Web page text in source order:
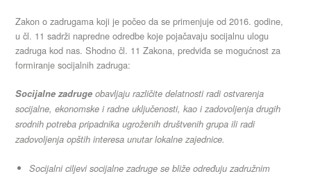
Zakon o zadrugama koji je počeo da se primenjuje od 2016. godine,
u čl. 11 sadrži napredne odredbe koje pojačavaju socijalnu ulogu
zadruga kod nas. Shodno čl. 11 Zakona, predviđa se mogućnost za
formiranje socijalnih zadruga:
Socijalne zadrugeobavljaju različite delatnosti radi ostvarenja
socijalne, ekonomske i radne uključenosti, kao i zadovoljenja drugih
srodnih potreba pripadnika ugroženih društvenih grupa ili radi
zadovoljenja opštih interesa unutar lokalne zajednice.
Socijalni ciljevi socijalne zadruge se bliže određuju zadružnim